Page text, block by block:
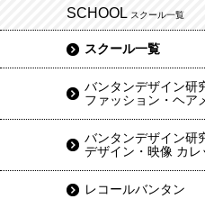
SCHOOL スクール一覧
スクール一覧
バンタンデザイン研
ファッション・ヘア
バンタンデザイン研
デザイン・映像 カレ
レコールバンタン